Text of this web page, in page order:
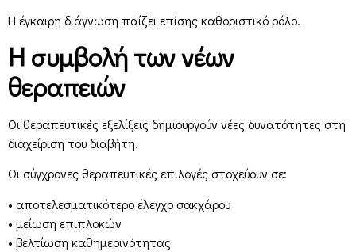
Η έγκαιρη διάγνωση παίζει επίσης καθοριστικό ρόλο.
Η συμβολή των νέων
θεραπειών
Οι θεραπευτικές εξελίξεις δημιουργούν νέες δυνατότητες στη
διαχείριση του διαβήτη.
Οι σύγχρονες θεραπευτικές επιλογές στοχεύουν σε:
• αποτελεσματικότερο έλεγχο σακχάρου
• μείωση επιπλοκών
• βελτίωση καθημερινότητας